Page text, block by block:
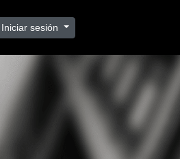
Iniciar sesión